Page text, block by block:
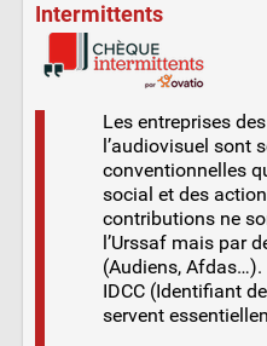
Intermittents
Les entreprises
l’audiovisuel sont
conventionnelles
social et des
contributions ne
l’Urssaf mais par
(Audiens, Afdas…).
IDCC (Identifiant
servent